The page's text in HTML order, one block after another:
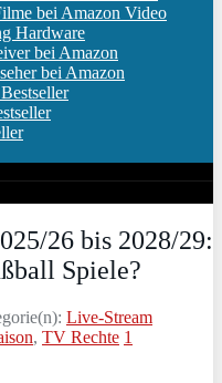
bei Amazon Video
Hardware
bei Amazon
bei Amazon
26 bis 2028/29:
Spiele?
Live-Stream
, TV Rechte 1